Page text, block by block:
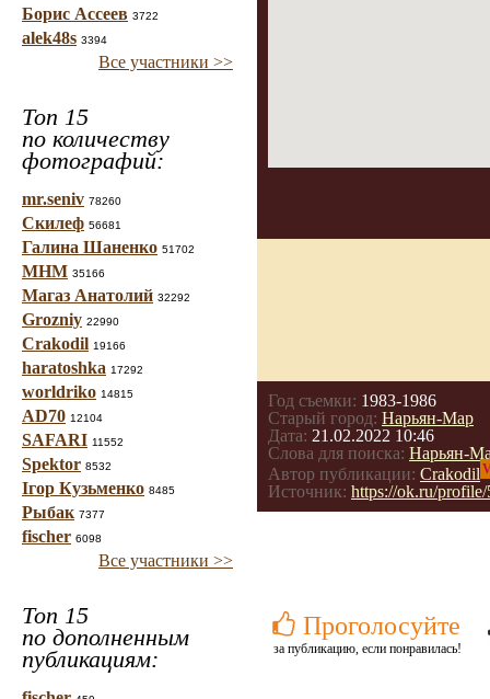
Борис Ассеев 3722
alek48s 3394
Все участники >>
Топ 15
по количеству
фотографий:
mr.seniv 78260
Скилеф 56681
Галина Шаненко 51702
МНМ 35166
Магаз Анатолий 32292
Grozniy 22990
Crakodil 19166
haratoshka 17292
worldriko 14815
AD70 12104
SAFARI 11552
Spektor 8532
Ігор Кузьменко 8485
Рыбак 7377
fischer 6098
Все участники >>
Топ 15
по дополненным
публикациям:
Год съемки: 1983-1986
Старый город: Нарьян-Мар
Дата: 21.02.2022 10:46
Слова для поиска: Нарьян-
Автор публикации: Crakodil
Источник: https://ok.ru/
Проголосуйте
за публикацию, если понравилась!